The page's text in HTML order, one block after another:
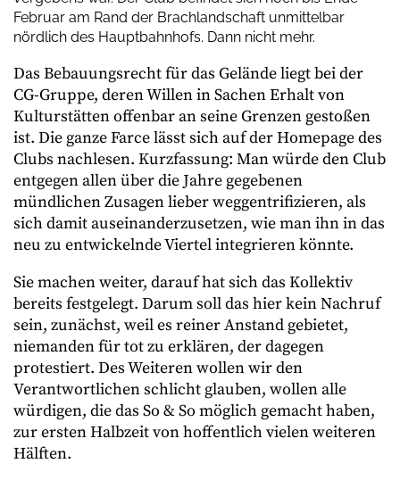
Februar am Rand der Brachlandschaft unmittelbar
nördlich des Hauptbahnhofs. Dann nicht mehr.
Das Bebauungsrecht für das Gelände liegt bei der
CG-Gruppe, deren Willen in Sachen Erhalt von
Kulturstätten offenbar an seine Grenzen gestoßen
ist. Die ganze Farce lässt sich auf der Homepage des
Clubs nachlesen. Kurzfassung: Man würde den Club
entgegen allen über die Jahre gegebenen
mündlichen Zusagen lieber weggentrifizieren, als
sich damit auseinanderzusetzen, wie man ihn in das
neu zu entwickelnde Viertel integrieren könnte.
Sie machen weiter, darauf hat sich das Kollektiv
bereits festgelegt. Darum soll das hier kein Nachruf
sein, zunächst, weil es reiner Anstand gebietet,
niemanden für tot zu erklären, der dagegen
protestiert. Des Weiteren wollen wir den
Verantwortlichen schlicht glauben, wollen alle
würdigen, die das So & So möglich gemacht haben,
zur ersten Halbzeit von hoffentlich vielen weiteren
Hälften.